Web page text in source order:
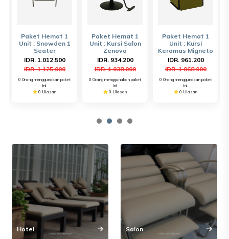
Paket Hemat 1
Unit : Snowden 1
Seater
IDR. 1.012.500
IDR. 1.125.000
0 Orang menggunakan paket
ini
0 Ulasan
Paket Hemat 1
Unit : Kursi Salon
Zenova
IDR. 934.200
IDR. 1.038.000
0 Orang menggunakan paket
ini
0 Ulasan
Paket Hemat 1
Unit : Kursi
Keramas Migneto
IDR. 961.200
IDR. 1.068.000
0 Orang menggunakan paket
ini
0 Ulasan
Hotel Salon